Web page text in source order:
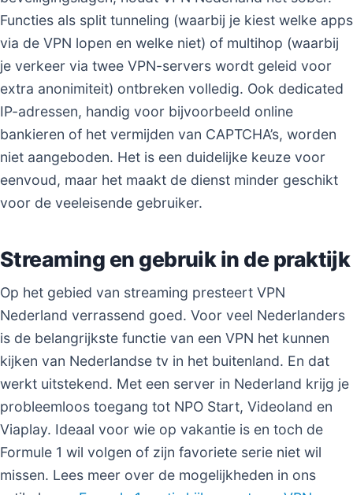
Functies als split tunneling (waarbij je kiest welke apps
via de VPN lopen en welke niet) of multihop (waarbij
je verkeer via twee VPN-servers wordt geleid voor
extra anonimiteit) ontbreken volledig. Ook dedicated
IP-adressen, handig voor bijvoorbeeld online
bankieren of het vermijden van CAPTCHA’s, worden
niet aangeboden. Het is een duidelijke keuze voor
eenvoud, maar het maakt de dienst minder geschikt
voor de veeleisende gebruiker.
Streaming en gebruik in de praktijk
Op het gebied van streaming presteert VPN
Nederland verrassend goed. Voor veel Nederlanders
is de belangrijkste functie van een VPN het kunnen
kijken van Nederlandse tv in het buitenland. En dat
werkt uitstekend. Met een server in Nederland krijg je
probleemloos toegang tot NPO Start, Videoland en
Viaplay. Ideaal voor wie op vakantie is en toch de
Formule 1 wil volgen of zijn favoriete serie niet wil
missen. Lees meer over de mogelijkheden in ons